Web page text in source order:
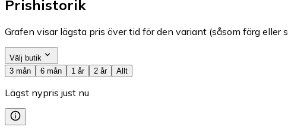
Prishistorik
Grafen visar lägsta pris över tid för den variant (såsom färg
Välj butik
3 mån
6 mån 1 år 2 år Allt
Lägst nypris just nu